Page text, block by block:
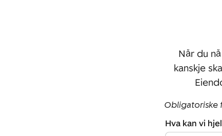
Når du
kanskje
Obligatoriske
Hva kan vi